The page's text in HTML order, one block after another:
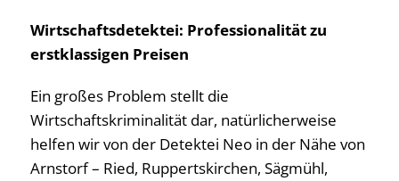
Wirtschaftsdetektei: Professionalität zu
erstklassigen Preisen
Ein großes Problem stellt die
Wirtschaftskriminalität dar, natürlicherweise
helfen wir von der Detektei Neo in der Nähe von
Arnstorf – Ried, Ruppertskirchen, Sägmühl,